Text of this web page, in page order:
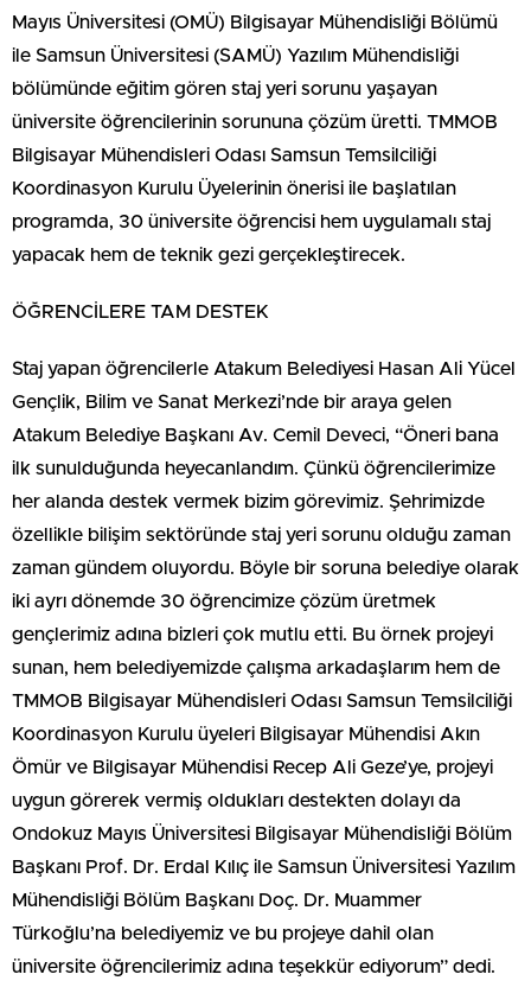
Mayıs Üniversitesi (OMÜ) Bilgisayar Mühendisliği Bölümü
ile Samsun Üniversitesi (SAMÜ) Yazılım Mühendisliği
bölümünde eğitim gören staj yeri sorunu yaşayan
üniversite öğrencilerinin sorununa çözüm üretti. TMMOB
Bilgisayar Mühendisleri Odası Samsun Temsilciliği
Koordinasyon Kurulu Üyelerinin önerisi ile başlatılan
programda, 30 üniversite öğrencisi hem uygulamalı staj
yapacak hem de teknik gezi gerçekleştirecek.
ÖĞRENCİLERE TAM DESTEK
Staj yapan öğrencilerle Atakum Belediyesi Hasan Ali Yücel
Gençlik, Bilim ve Sanat Merkezi’nde bir araya gelen
Atakum Belediye Başkanı Av. Cemil Deveci, “Öneri bana
ilk sunulduğunda heyecanlandım. Çünkü öğrencilerimize
her alanda destek vermek bizim görevimiz. Şehrimizde
özellikle bilişim sektöründe staj yeri sorunu olduğu zaman
zaman gündem oluyordu. Böyle bir soruna belediye olarak
iki ayrı dönemde 30 öğrencimize çözüm üretmek
gençlerimiz adına bizleri çok mutlu etti. Bu örnek projeyi
sunan, hem belediyemizde çalışma arkadaşlarım hem de
TMMOB Bilgisayar Mühendisleri Odası Samsun Temsilciliği
Koordinasyon Kurulu üyeleri Bilgisayar Mühendisi Akın
Ömür ve Bilgisayar Mühendisi Recep Ali Geze’ye, projeyi
uygun görerek vermiş oldukları destekten dolayı da
Ondokuz Mayıs Üniversitesi Bilgisayar Mühendisliği Bölüm
Başkanı Prof. Dr. Erdal Kılıç ile Samsun Üniversitesi Yazılım
Mühendisliği Bölüm Başkanı Doç. Dr. Muammer
Türkoğlu’na belediyemiz ve bu projeye dahil olan
üniversite öğrencilerimiz adına teşekkür ediyorum” dedi.